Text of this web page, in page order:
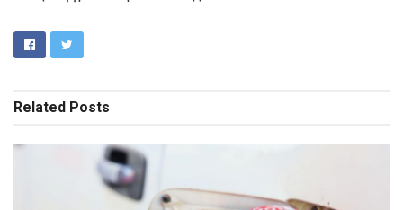
Related Posts